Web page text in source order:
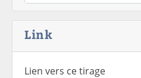
Link
Lien vers ce tirage